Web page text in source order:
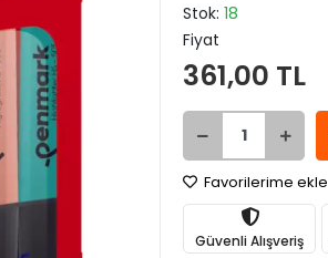
Stok:18
Fiyat
361,00 TL
Favorilerime ekle
Güvenli Alışveriş